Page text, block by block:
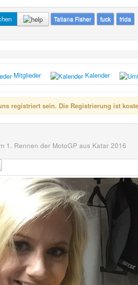
Tatiana Fisher fuck frida
Mitglieder Kalender
registriert sein. Die Registrierung ist
1. Rennen der MotoGP aus Katar 2016